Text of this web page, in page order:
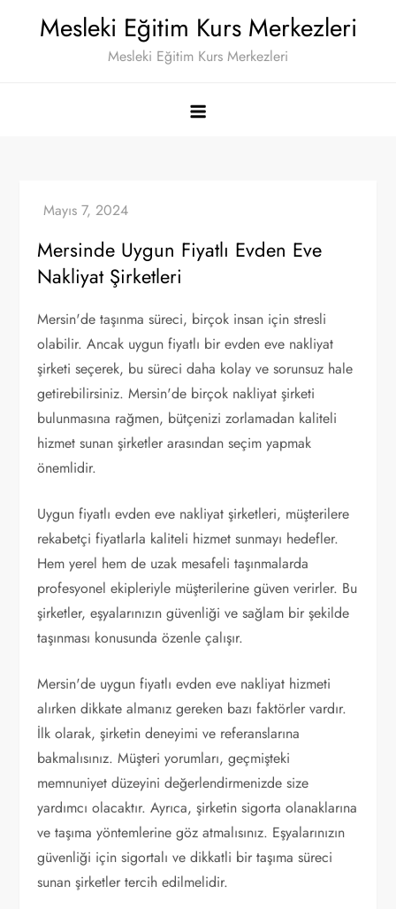
Mesleki Eğitim Kurs Merkezleri
Mesleki Eğitim Kurs Merkezleri
Mersinde Uygun Fiyatlı Evden Eve
Nakliyat Şirketleri
Mersin'de taşınma süreci, birçok insan için stresli
olabilir. Ancak uygun fiyatlı bir evden eve nakliyat
şirketi seçerek, bu süreci daha kolay ve sorunsuz hale
getirebilirsiniz. Mersin'de birçok nakliyat şirketi
bulunmasına rağmen, bütçenizi zorlamadan kaliteli
hizmet sunan şirketler arasından seçim yapmak
önemlidir.
Uygun fiyatlı evden eve nakliyat şirketleri, müşterilere
rekabetçi fiyatlarla kaliteli hizmet sunmayı hedefler.
Hem yerel hem de uzak mesafeli taşınmalarda
profesyonel ekipleriyle müşterilerine güven verirler. Bu
şirketler, eşyalarınızın güvenliği ve sağlam bir şekilde
taşınması konusunda özenle çalışır.
Mersin'de uygun fiyatlı evden eve nakliyat hizmeti
alırken dikkate almanız gereken bazı faktörler vardır.
İlk olarak, şirketin deneyimi ve referanslarına
bakmalısınız. Müşteri yorumları, geçmişteki
memnuniyet düzeyini değerlendirmenizde size
yardımcı olacaktır. Ayrıca, şirketin sigorta olanaklarına
ve taşıma yöntemlerine göz atmalısınız. Eşyalarınızın
güvenliği için sigortalı ve dikkatli bir taşıma süreci
sunan şirketler tercih edilmelidir.